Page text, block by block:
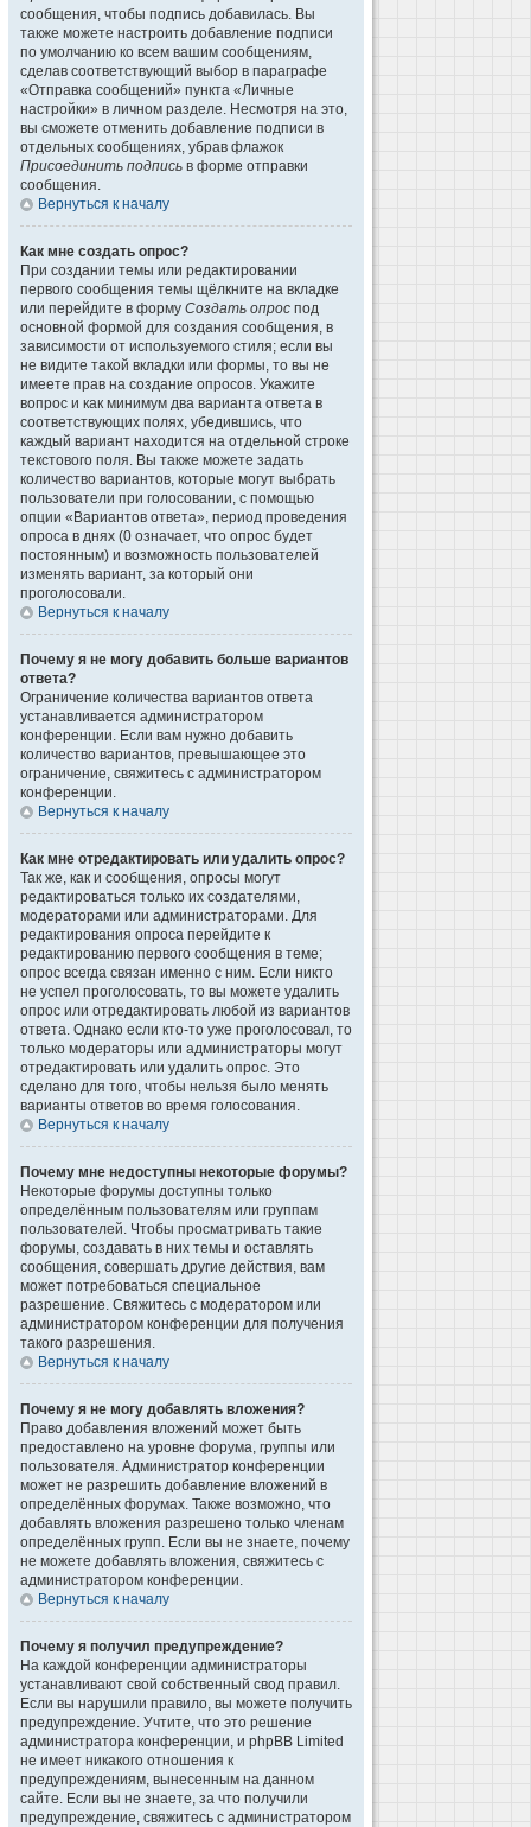
сообщения, чтобы подпись добавилась. Вы
также можете настроить добавление подписи
по умолчанию ко всем вашим сообщениям,
сделав соответствующий выбор в параграфе
«Отправка сообщений» пункта «Личные
настройки» в личном разделе. Несмотря на это,
вы сможете отменить добавление подписи в
отдельных сообщениях, убрав флажок
Присоединить подпись в форме отправки
сообщения.
Вернуться к началу
Как мне создать опрос?
При создании темы или редактировании
первого сообщения темы щёлкните на вкладке
или перейдите в форму Создать опрос под
основной формой для создания сообщения, в
зависимости от используемого стиля; если вы
не видите такой вкладки или формы, то вы не
имеете прав на создание опросов. Укажите
вопрос и как минимум два варианта ответа в
соответствующих полях, убедившись, что
каждый вариант находится на отдельной строке
текстового поля. Вы также можете задать
количество вариантов, которые могут выбрать
пользователи при голосовании, с помощью
опции «Вариантов ответа», период проведения
опроса в днях (0 означает, что опрос будет
постоянным) и возможность пользователей
изменять вариант, за который они
проголосовали.
Вернуться к началу
Почему я не могу добавить больше вариантов
ответа?
Ограничение количества вариантов ответа
устанавливается администратором
конференции. Если вам нужно добавить
количество вариантов, превышающее это
ограничение, свяжитесь с администратором
конференции.
Вернуться к началу
Как мне отредактировать или удалить опрос?
Так же, как и сообщения, опросы могут
редактироваться только их создателями,
модераторами или администраторами. Для
редактирования опроса перейдите к
редактированию первого сообщения в теме;
опрос всегда связан именно с ним. Если никто
не успел проголосовать, то вы можете удалить
опрос или отредактировать любой из вариантов
ответа. Однако если кто-то уже проголосовал, то
только модераторы или администраторы могут
отредактировать или удалить опрос. Это
сделано для того, чтобы нельзя было менять
варианты ответов во время голосования.
Вернуться к началу
Почему мне недоступны некоторые форумы?
Некоторые форумы доступны только
определённым пользователям или группам
пользователей. Чтобы просматривать такие
форумы, создавать в них темы и оставлять
сообщения, совершать другие действия, вам
может потребоваться специальное
разрешение. Свяжитесь с модератором или
администратором конференции для получения
такого разрешения.
Вернуться к началу
Почему я не могу добавлять вложения?
Право добавления вложений может быть
предоставлено на уровне форума, группы или
пользователя. Администратор конференции
может не разрешить добавление вложений в
определённых форумах. Также возможно, что
добавлять вложения разрешено только членам
определённых групп. Если вы не знаете, почему
не можете добавлять вложения, свяжитесь с
администратором конференции.
Вернуться к началу
Почему я получил предупреждение?
На каждой конференции администраторы
устанавливают свой собственный свод правил.
Если вы нарушили правило, вы можете получить
предупреждение. Учтите, что это решение
администратора конференции, и phpBB Limited
не имеет никакого отношения к
предупреждениям, вынесенным на данном
сайте. Если вы не знаете, за что получили
предупреждение, свяжитесь с администратором